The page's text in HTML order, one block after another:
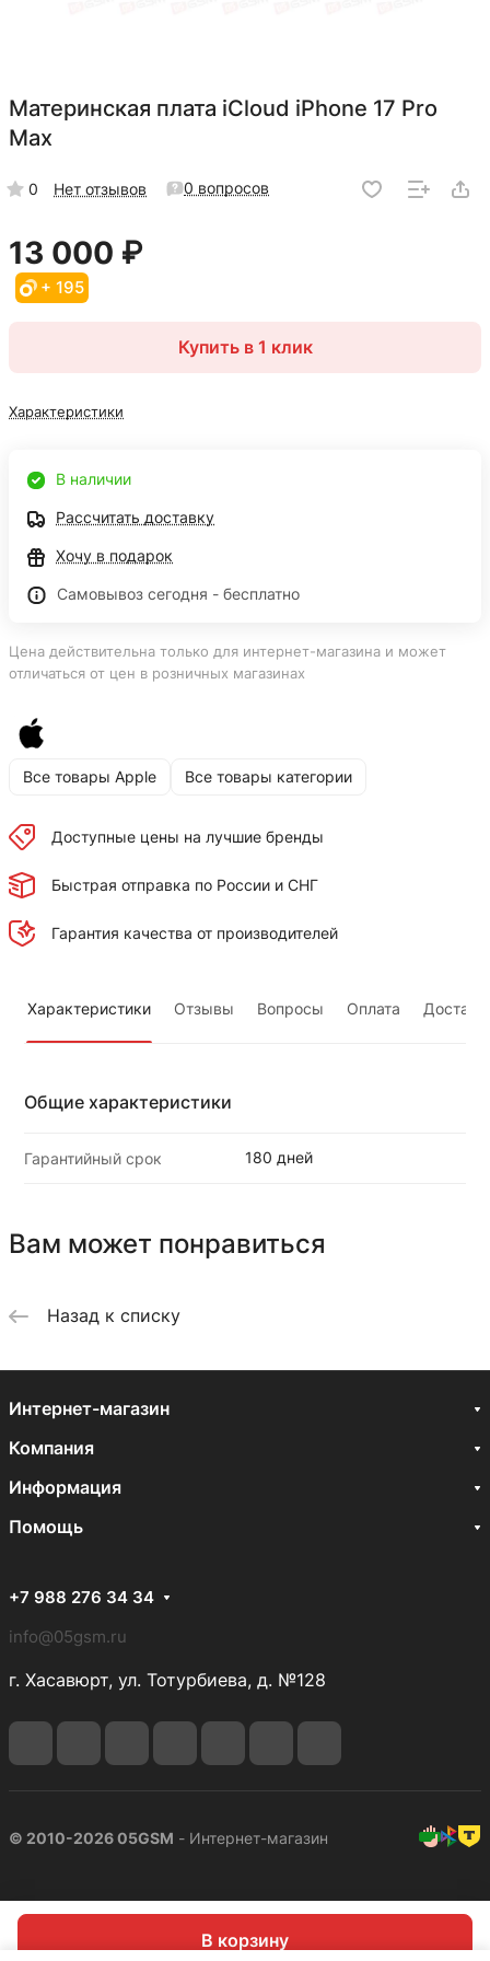
Материнская плата iCloud iPhone 17 Pro
Max
0 Нет отзывов 0 вопросов
13 000 ₽
+ 195
В корзину
Купить в 1 клик
Характеристики
В наличии
Рассчитать доставку
Хочу в подарок
Самовывоз сегодня - бесплатно
Цена действительна только для интернет-магазина и может
отличаться от цен в розничных магазинах
Все товары Apple Все товары категории
Доступные цены на лучшие бренды
Быстрая отправка по России и СНГ
Гарантия качества от производителей
Характеристики Отзывы Вопросы Оплата
Общие характеристики
Гарантийный срок 180 дней
Вам может понравиться
Назад к списку
Интернет-магазин
Компания
Информация
Помощь
+7 988 276 34 34
info@05gsm.ru
г. Хасавюрт, ул. Тотурбиева, д. №128
© 2010-2026 05GSM - Интернет-магазин